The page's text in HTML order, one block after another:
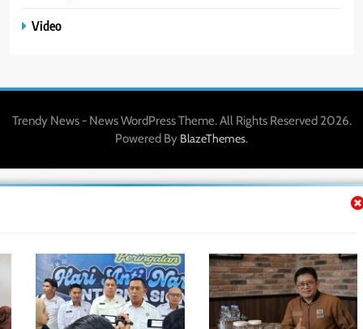
Video
Trendy News - News WordPress Theme. All Rights Reserved 2026.
Powered By BlazeThemes.